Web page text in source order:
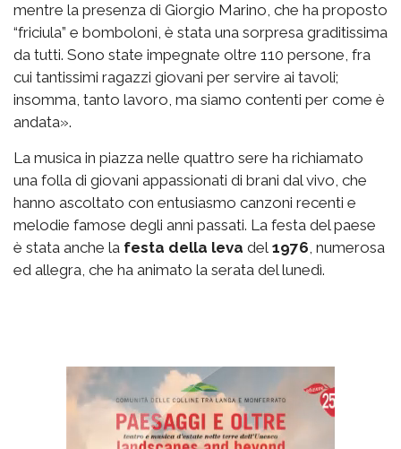
mentre la presenza di Giorgio Marino, che ha proposto
“friciula” e bomboloni, è stata una sorpresa graditissima
da tutti. Sono state impegnate oltre 110 persone, fra
cui tantissimi ragazzi giovani per servire ai tavoli;
insomma, tanto lavoro, ma siamo contenti per come è
andata».
La musica in piazza nelle quattro sere ha richiamato
una folla di giovani appassionati di brani dal vivo, che
hanno ascoltato con entusiasmo canzoni recenti e
melodie famose degli anni passati. La festa del paese
è stata anche la festa della leva del 1976, numerosa
ed allegra, che ha animato la serata del lunedì.